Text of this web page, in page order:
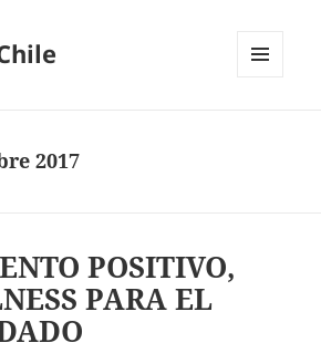
2017
POSITIVO,
PARA EL